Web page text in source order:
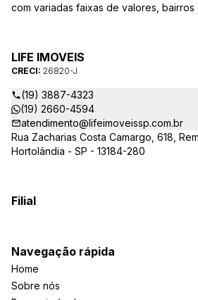
com variadas faixas de valores, bairros
as suas dúvidas sobre casas,
comerciais e outros produtos imobiliários.
LIFE IMOVEIS
CRECI: 26820-J
(19) 3887-4323
(19) 2660-4594
atendimento@lifeimoveissp.com.br
Rua Zacharias Costa Camargo, 618,
Hortolândia - SP - 13184-280
Filial
Navegação rápida
Home
Sobre nós